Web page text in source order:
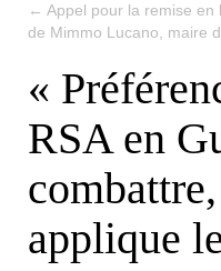
← Appel pour la remise en
de Mimmo Lucano, maire
«
RSA en
applique